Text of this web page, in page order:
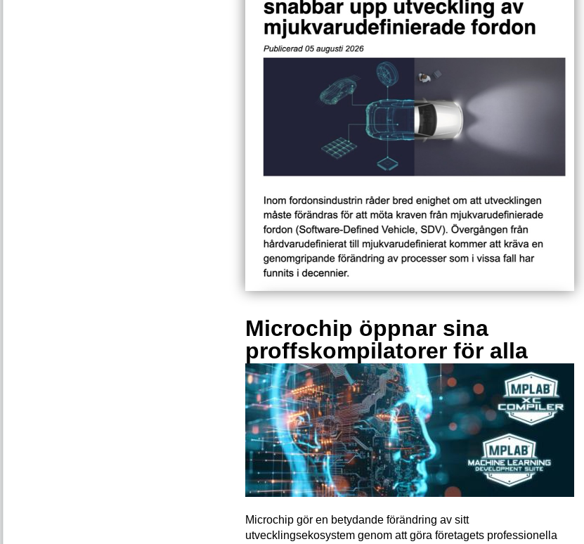
Microchip öppnar sina
proffskompilatorer för alla
Microchip gör en betydande förändring av sitt
utvecklingsekosystem genom att göra företagets professionella